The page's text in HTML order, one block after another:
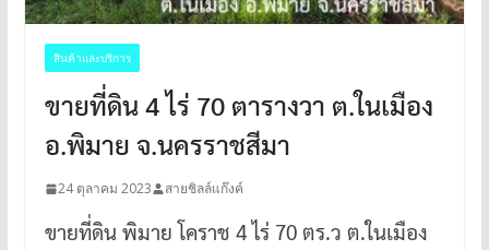
สินค้าและบริการ
ขายที่ดิน 4 ไร่ 70 ตารางวา ต.ในเมือง
อ.พิมาย จ.นครราชสีมา
24 ตุลาคม 2023 สายชิลล์แก๊งค์
ขายที่ดิน พิมาย โคราช 4 ไร่ 70 ตร.ว ต.ในเมือง